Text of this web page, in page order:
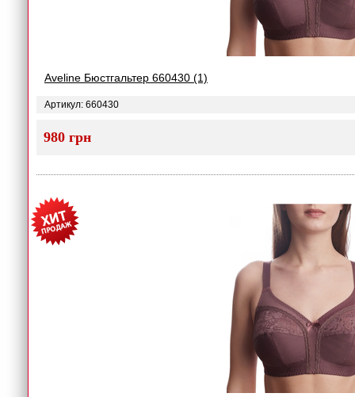
Aveline Бюстгальтер 660430 (1)
Артикул: 660430
980 грн